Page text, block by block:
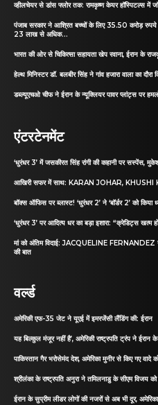
व्हीलचेयर से डांस फ्लोर तक: रामकृष्ण केयर हॉस्पिटल्स में
पंजाब सरकार ने आश्रित बच्चों के लिए 35.50 करोड़ रुपये
23 लाख से अधिक...
भारत की ओर से चिकित्सा सहायता खेप रवाना, ईरान के
हेल्थ मिनिस्टर डॉ. बलबीर सिंह ने गांव हजारा वाला का दौरा
डब्ल्यूएचओ चीफ ने ईरान के न्यूक्लियर पावर प्लांट्स पर
एंटरटेनमेंट
‘धुरंधर 3’ में जसकीरत सिंह रांगी की कहानी पर सस्पेंस,
आखिरी सफर में साथ: KARAN JOHAR, KHUSHI
बॉक्स ऑफिस पर ब्लास्ट! ‘धुरंधर 2’ ने ‘बॉर्डर 2’ को किया
‘धुरंधर 3’ पर आदित्य धर का बड़ा इशारा: “क्रेडिट्स खत्म
मां को अंतिम विदाई: JACQUELINE FERNANDEZ
की बात
वर्ल्ड
अमेरिकी एफ-35 जेट ने यूएई में इमरजेंसी लैंडिंग की: ईरान
यह बिल्कुल मंजूर नहीं है’, अमेरिकी राष्ट्रपति ट्रंप ने ईरान
पाकिस्तान गैर भरोसेमंद देश, अमेरिका मुनीर से किए गए वादे
श्रीलंका के राष्ट्रपति अनुरा ने तमिलनाडु के सीएम विजय
ईरान के सुप्रीम लीडर लोगों की नजरों से अब भी दूर,